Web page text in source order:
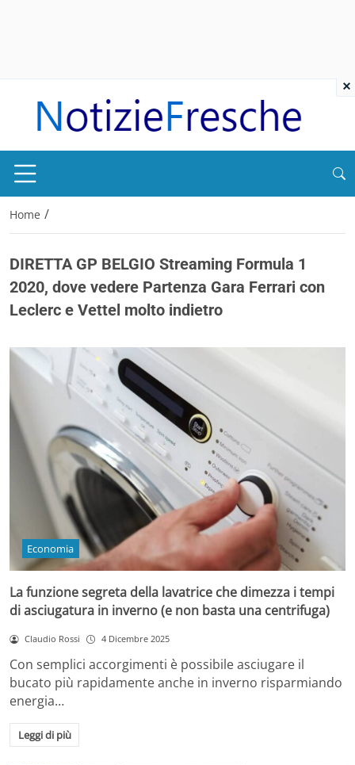
Home /
DIRETTA GP BELGIO Streaming Formula 1
2020, dove vedere Partenza Gara Ferrari con
Leclerc e Vettel molto indietro
Economia
La funzione segreta della lavatrice che dimezza i tempi
di asciugatura in inverno (e non basta una centrifuga)
Claudio Rossi 4 Dicembre 2025
Con semplici accorgimenti è possibile asciugare il
bucato più rapidamente anche in inverno risparmiando
energia…
Leggi di più
×